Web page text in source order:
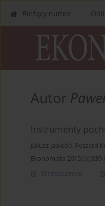
Bieżący numer
Autor
Instrumenty
Juliusz Jabłecki, Ryszard
Ekonomista 2015;(6):830-
Streszczenie